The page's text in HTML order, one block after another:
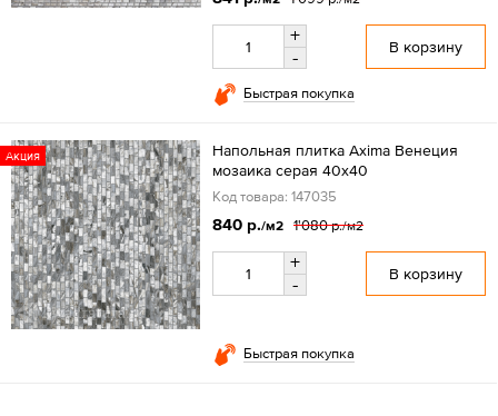
+
-
В корзину
Быстрая покупка
Акция
Напольная плитка Axima Венеция
мозаика серая 40x40
Код товара: 147035
840 р./м2 1'080 р./м2
+
-
В корзину
Быстрая покупка